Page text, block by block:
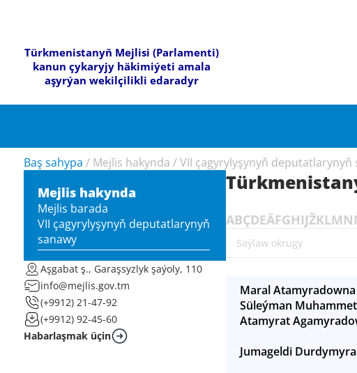
Türkmenistanyň Mejlisi (Parlamenti)
kanun çykaryjy häkimiýeti amala
aşyrýan wekilçilikli edaradyr
Baş sahypa / Mejlis hakynda /VII çagyrylyşynyň deputatlarynyň
Mejlis hakynda
Mejlis barada
VII çagyrylyşynyň deputatlarynyň
sanawy
Aşgabat ş., Garaşsyzlyk şaýoly, 110
info@mejlis.gov.tm
(+9912) 21-47-92
(+9912) 92-45-60
Habarlaşmak üçin
ABÇDEÄFGHIJŽKLMN
Maral
Süleýman
Atamyrat
Jumageldi